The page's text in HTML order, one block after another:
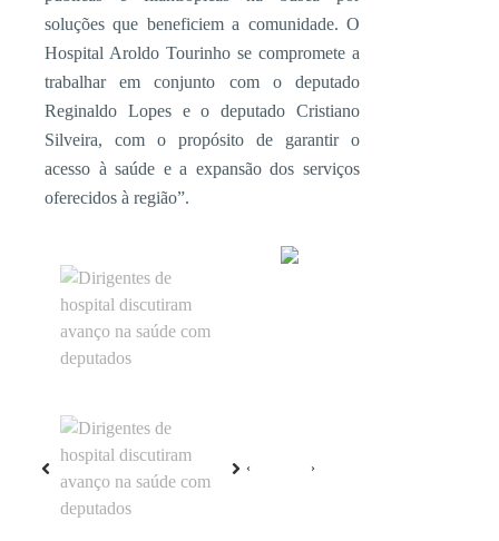
soluções que beneficiem a comunidade. O
Hospital Aroldo Tourinho se compromete a
trabalhar em conjunto com o deputado
Reginaldo Lopes e o deputado Cristiano
Silveira, com o propósito de garantir o
acesso à saúde e a expansão dos serviços
oferecidos à região”.